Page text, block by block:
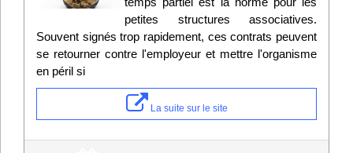
petites structures associatives.
Souvent signés trop rapidement, ces contrats peuvent
se retourner contre l'employeur et mettre l'organisme
en péril si
La suite sur le site